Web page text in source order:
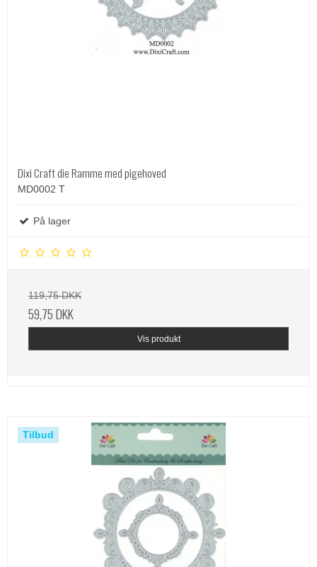
Dixi Craft die Ramme med pigehoved
MD0002 T
På lager
119,75 DKK
59,75 DKK
Vis produkt
Tilbud